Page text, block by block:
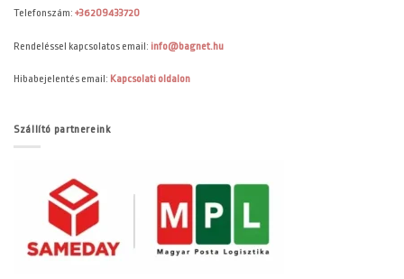
Telefonszám: +36209433720
Rendeléssel kapcsolatos email: info@bagnet.hu
Hibabejelentés email: Kapcsolati oldalon
Szállító partnereink